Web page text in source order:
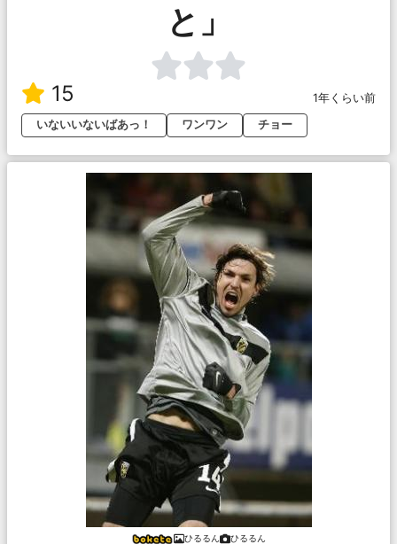
と」
15
1年くらい前
いないいないばあっ！
ワンワン チョー
ひるるん ひるるん